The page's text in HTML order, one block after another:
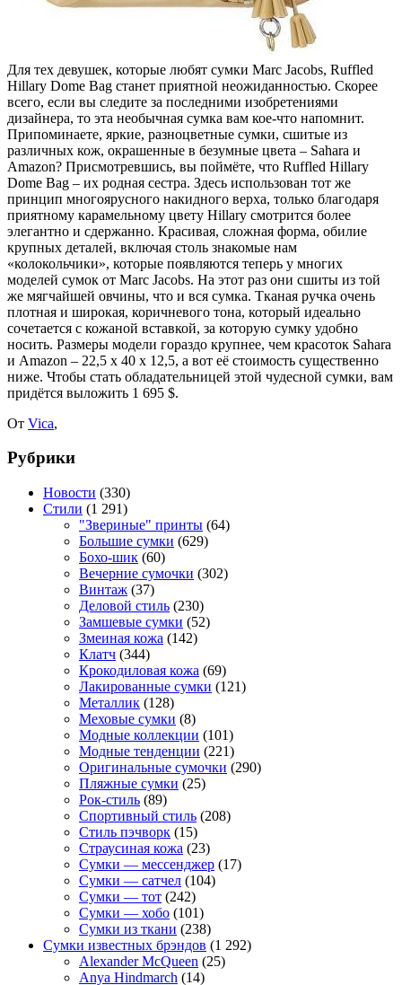
Для тех девушек, которые любят сумки Marc Jacobs, Ruffled
Hillary Dome Bag станет приятной неожиданностью. Скорее
всего, если вы следите за последними изобретениями
дизайнера, то эта необычная сумка вам кое-что напомнит.
Припоминаете, яркие, разноцветные сумки, сшитые из
различных кож, окрашенные в безумные цвета – Sahara и
Amazon? Присмотревшись, вы поймёте, что Ruffled Hillary
Dome Bag – их родная сестра. Здесь использован тот же
принцип многоярусного накидного верха, только благодаря
приятному карамельному цвету Hillary смотрится более
элегантно и сдержанно. Красивая, сложная форма, обилие
крупных деталей, включая столь знакомые нам
«колокольчики», которые появляются теперь у многих
моделей сумок от Marc Jacobs. На этот раз они сшиты из той
же мягчайшей овчины, что и вся сумка. Тканая ручка очень
плотная и широкая, коричневого тона, который идеально
сочетается с кожаной вставкой, за которую сумку удобно
носить. Размеры модели гораздо крупнее, чем красоток Sahara
и Amazon – 22,5 х 40 х 12,5, а вот её стоимость существенно
ниже. Чтобы стать обладательницей этой чудесной сумки, вам
придётся выложить 1 695 $.
От Vica,
Рубрики
Новости (330)
Стили (1 291)
"Звериные" принты (64)
Большие сумки (629)
Бохо-шик (60)
Вечерние сумочки (302)
Винтаж (37)
Деловой стиль (230)
Замшевые сумки (52)
Змеиная кожа (142)
Клатч (344)
Крокодиловая кожа (69)
Лакированные сумки (121)
Металлик (128)
Меховые сумки (8)
Модные коллекции (101)
Модные тенденции (221)
Оригинальные сумочки (290)
Пляжные сумки (25)
Рок-стиль (89)
Спортивный стиль (208)
Стиль пэчворк (15)
Страусиная кожа (23)
Сумки — мессенджер (17)
Сумки — сатчел (104)
Сумки — тот (242)
Сумки — хобо (101)
Сумки из ткани (238)
Сумки известных брэндов (1 292)
Alexander McQueen (25)
Anya Hindmarch (14)